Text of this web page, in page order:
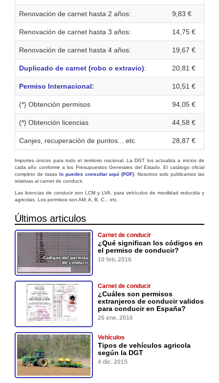
Renovación de carnet hasta 2 años: 9,83 €
Renovación de carnet hasta 3 años: 14,75 €
Renovación de carnet hasta 4 años: 19,67 €
Duplicado de carnet (robo o extravio): 20,81 €
Permiso Internacional: 10,51 €
(*) Obtención permisos 94,05 €
(*) Obtención licencias 44,58 €
Canjes, recuperación de puntos... etc. 28,87 €
Importes únicos para todo el territorio nacional. La DGT los actualiza a inicios de
cada año conforme a los Presupuestos Generales del Estado. El catálogo oficial
completo de tasas lo puedes consultar aquí (PDF) . Nosotros solo publicamos las
relativas al carnet de conducir.
Las licencias de conducir son LCM y LVA, para vehículos de movilidad reducida y
agricolas. Los permisos son AM, A, B, C... etc.
Últimos articulos
Carnet de conducir
¿Qué significan los códigos en
el permiso de conducir?
10 feb. 2016
Carnet de conducir
¿Cuáles son permisos
extranjeros de conducir validos
para conducir en España?
26 ene. 2016
Vehículos
Tipos de vehículos agricola
según la DGT
4 dic. 2015